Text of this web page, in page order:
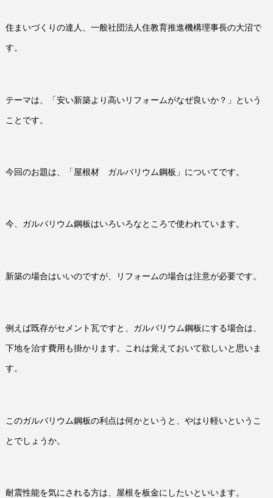
住まいづくりの達人、一般社団法人住教育推進機構理事長の大沼で
す。
テーマは、「安い新築より高いリフォームがなぜ良いか？」という
ことです。
今回のお題は、「屋根材 ガルバリウム鋼板」についてです。
今、ガルバリウム鋼板はいろいろなところで使われています。
新築の場合はいいのですが、リフォームの場合は注意が必要です。
例えば既存がセメント瓦ですと、ガルバリウム鋼板にする場合は、
下地を治す費用も掛かります。これは覚えておいて欲しいと思いま
す。
このガルバリウム鋼板の利点は何かというと、やはり軽いというこ
とでしょうか。
耐震性能を気にされる方は、屋根を板金にしたいといいます。